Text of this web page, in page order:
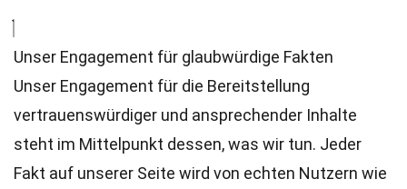
Unser Engagement für glaubwürdige Fakten
Unser Engagement für die Bereitstellung
vertrauenswürdiger und ansprechender Inhalte
steht im Mittelpunkt dessen, was wir tun. Jeder
Fakt auf unserer Seite wird von echten Nutzern wie